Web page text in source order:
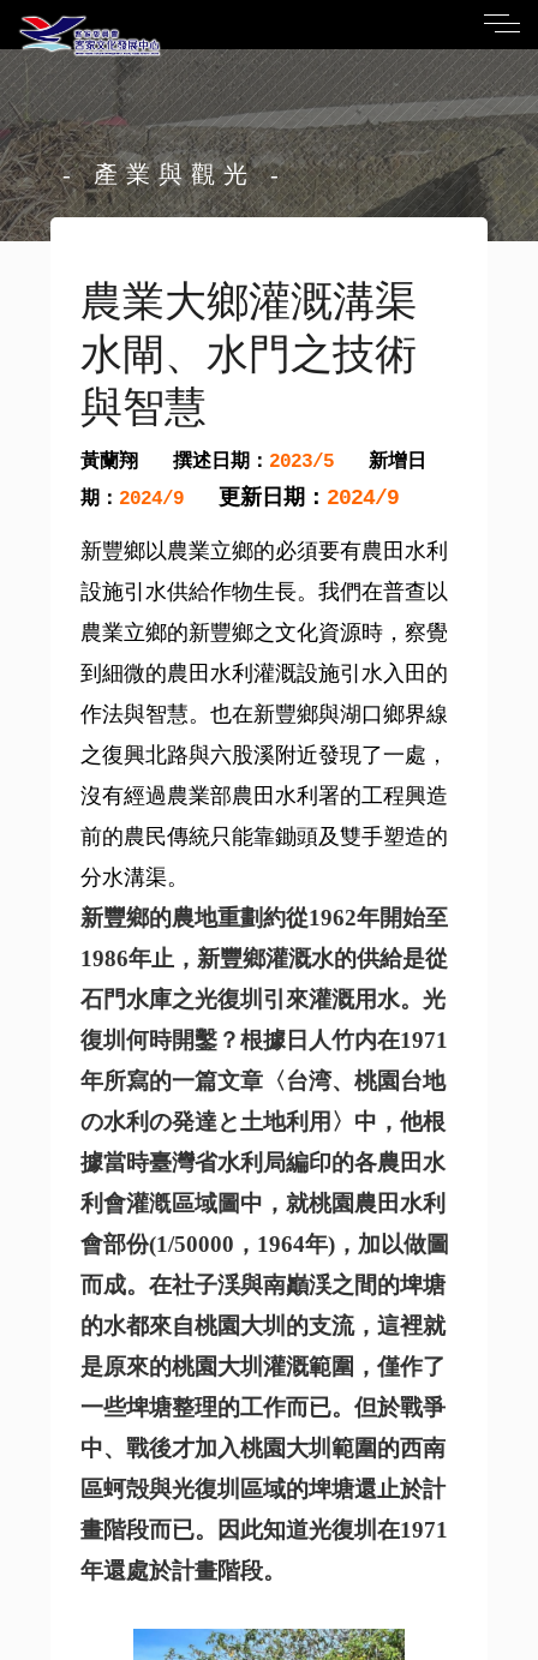
- 產業與觀光 -
農業大鄉灌溉溝渠
水閘、水門之技術
與智慧
黃蘭翔 撰述日期： 2023/5
新增日
期： 2024/9 更新日期： 2024/9
新豐鄉以農業立鄉的必須要有農田水利
設施引水供給作物生長。我們在普查以
農業立鄉的新豐鄉之文化資源時，察覺
到細微的農田水利灌溉設施引水入田的
作法與智慧。也在新豐鄉與湖口鄉界線
之復興北路與六股溪附近發現了一處，
沒有經過農業部農田水利署的工程興造
前的農民傳統只能靠鋤頭及雙手塑造的
分水溝渠。
新豐鄉的農地重劃約從1962年開始至
1986年止，新豐鄉灌溉水的供給是從
石門水庫之光復圳引來灌溉用水。 光
復圳何時開鑿？根據日人竹内在1971
年所寫的一篇文章〈台湾、桃園台地
の水利の発達と土地利用〉中，他根
據當時臺灣省水利局編印的各農田水
利會灌漑區域圖中，就桃園農田水利
會部份(1/50000，1964年)，加以做圖
而成。 在社子渓與南巓渓之間的埤塘
的水都來自桃園大圳的支流，這裡就
是原來的桃園大圳灌溉範圍，僅作了
一些埤塘整理的工作而已。但於戰爭
中、戰後才加入桃園大圳範圍的西南
區蚵殻與光復圳區域的埤塘還止於計
畫階段而已。因此知道光復圳在1971
年還處於計畫階段。